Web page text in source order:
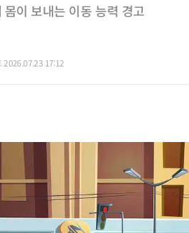
이 보내는 이동 능력 경고
2026.07.23 17:12